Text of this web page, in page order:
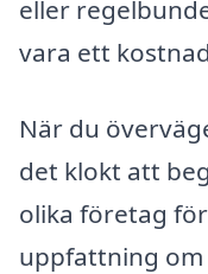
eller
vara ett
När du
det klokt att
olika företag
uppfattning